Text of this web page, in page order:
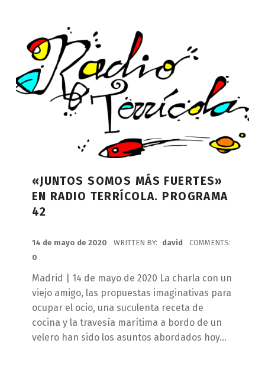
«JUNTOS SOMOS MÁS FUERTES»
EN RADIO TERRÍCOLA. PROGRAMA
42
14 de mayo de 2020 WRITTEN BY: david
COMMENTS:
0
Madrid | 14 de mayo de 2020 La charla con un
viejo amigo, las propuestas imaginativas para
ocupar el ocio, una suculenta receta de
cocina y la travesía marítima a bordo de un
velero han sido los asuntos abordados hoy…